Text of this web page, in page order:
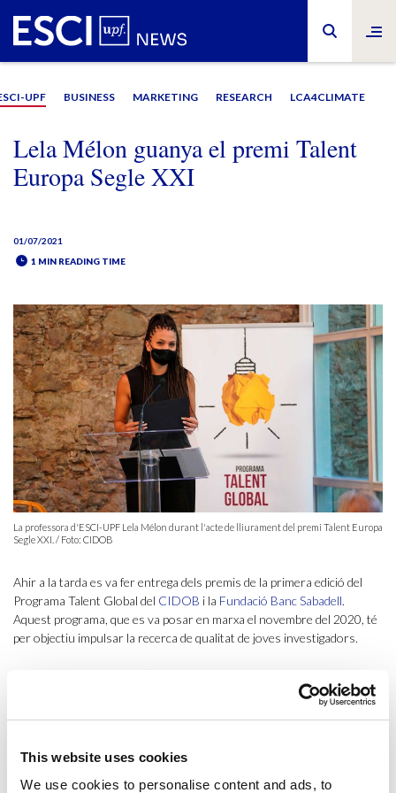
This website uses cookies
We use cookies to personalise content and ads, to
UPF BUSINESS MARKETING RESEARCH LCA4CLIMATE
Lela Mélon guanya el premi Talent
Europa Segle XXI
01/07/2021
1 MIN READING TIME
La professora d'ESCI-UPF Lela Mélon durant l'acte de lliurament del premi Talent Europa
Segle XXI. / Foto: CIDOB
Ahir a la tarda es va fer entrega dels premis de la primera edició del
Programa Talent Global del CIDOB i la Fundació Banc Sabadell.
Aquest programa, que es va posar en marxa el novembre del 2020, té
per objectiu impulsar la recerca de qualitat de joves investigadors.
professora d’ESCI-UPF
la Universitat d’Aberdeen i coordinadora executiva del projecte
, va ser guardonada amb el premi “Talent Europa
El premi, que té una dotació de 2.500€, reconeix els treballs amb un alt